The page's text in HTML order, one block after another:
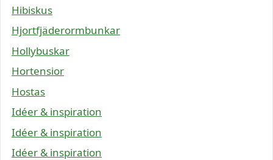
Hibiskus
Hjortfjäderormbunkar
Hollybuskar
Hortensior
Hostas
Idéer & inspiration
Idéer & inspiration
Idéer & inspiration